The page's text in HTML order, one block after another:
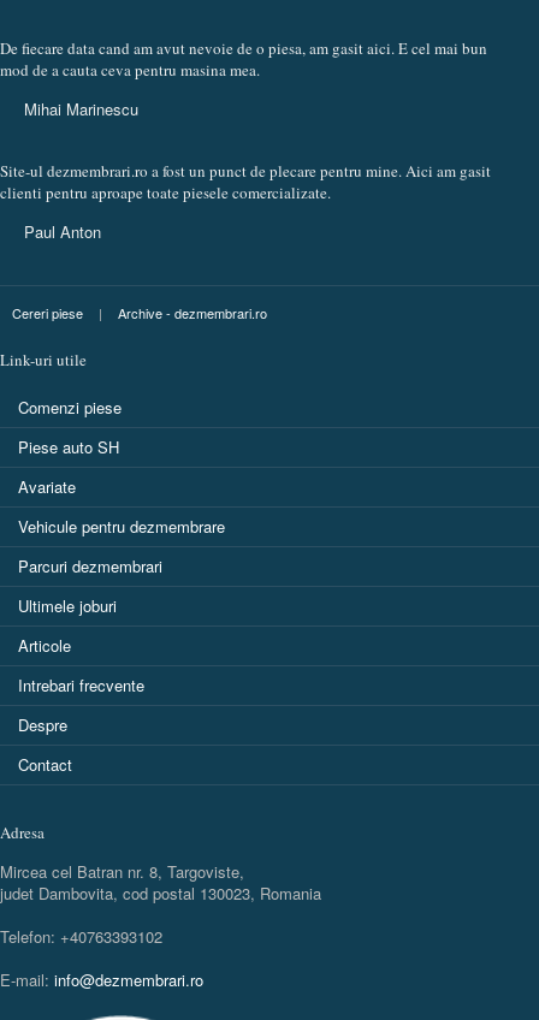
De fiecare data cand am avut nevoie de o piesa, am gasit aici. E cel mai bun
mod de a cauta ceva pentru masina mea.
Mihai Marinescu
Site-ul dezmembrari.ro a fost un punct de plecare pentru mine. Aici am gasit
clienti pentru aproape toate piesele comercializate.
Paul Anton
Cereri piese | Archive - dezmembrari.ro
Link-uri utile
Comenzi piese
Piese auto SH
Avariate
Vehicule pentru dezmembrare
Parcuri dezmembrari
Ultimele joburi
Articole
Intrebari frecvente
Despre
Contact
Adresa
Mircea cel Batran nr. 8, Targoviste,
judet Dambovita, cod postal 130023, Romania
Telefon: +40763393102
E-mail: info@dezmembrari.ro